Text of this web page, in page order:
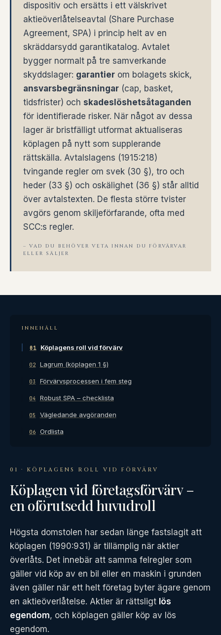
dispositiv och ersätts i ett välskrivet
aktieöverlåtelseavtal (Share Purchase
Agreement, SPA) i princip helt av en
skräddarsydd garantikatalog. Avtalet
bygger normalt på tre samverkande
skyddslager: garantier om bolagets skick,
ansvarsbegränsningar (cap, basket,
tidsfrister) och skadeslöshetsåtaganden
för identifierade risker. När något av dessa
lager är bristfälligt utformat aktualiseras
köplagen på nytt som supplerande
rättskälla. Avtalslagens (1915:218)
tvingande regler om svek (30 §), tro och
heder (33 §) och oskälighet (36 §) står alltid
över avtalstexten. De flesta större tvister
avgörs genom skiljeförfarande, ofta med
SCC:s regler.
– VAD DU BEHÖVER VETA INNAN DU FÖRVÄRVAR
ELLER SÄLJER
INNEHÅLL
01 Köplagens roll vid förvärv
02 Lagrum (köplagen 1 §)
03 Förvärvsprocessen i fem steg
04 Robust SPA – checklista
05 Vägledande avgöranden
06 Ordlista
01 · KÖPLAGENS ROLL VID FÖRVÄRV
Köplagen vid företagsförvärv –
en oförutsedd huvudroll
Högsta domstolen har sedan länge fastslagit att
köplagen (1990:931) är tillämplig när aktier
överlåts. Det innebär att samma felregler som
gäller vid köp av en bil eller en maskin i grunden
även gäller när ett helt företag byter ägare genom
en aktieöverlåtelse. Aktier är rättsligt lös
egendom, och köplagen gäller köp av lös
egendom.